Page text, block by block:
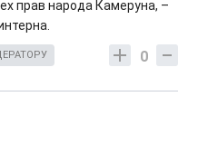
прав народа Камеруна, –
0